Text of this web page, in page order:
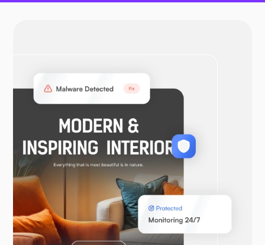
WooCommerce
Laravel